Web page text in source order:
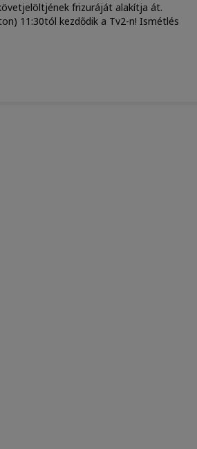
frizuráját alakítja át.
11:30tól kezdődik a Tv2-n! Ismétlés